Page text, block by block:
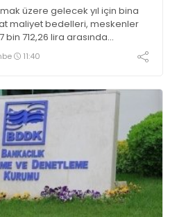
üzere gelecek yıl için bina
maliyet bedelleri, meskenler
bin 712,26 lira arasında
11:40